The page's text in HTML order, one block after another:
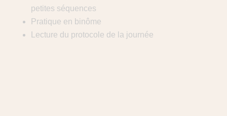
petites séquences
Pratique en binôme
Lecture du protocole de la journée